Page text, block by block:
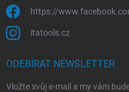
https://
itatools.cz
ODEBÍRAT NEWSLETTER
Vložte svůj e-mail a my vám